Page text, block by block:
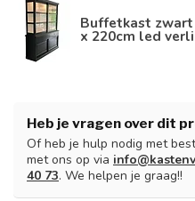
Buffetkast
x 220cm led
Heb je vragen over dit
Of heb je hulp nodig met
met ons op via
40 73. We helpen je graag!!